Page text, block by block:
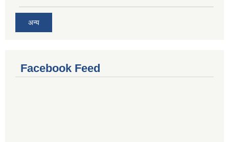
अन्य
Facebook Feed